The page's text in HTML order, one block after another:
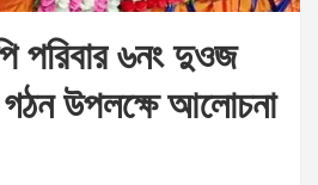
পরিবার ৬নং দুওজ
গঠন উপলক্ষে আলোচনা